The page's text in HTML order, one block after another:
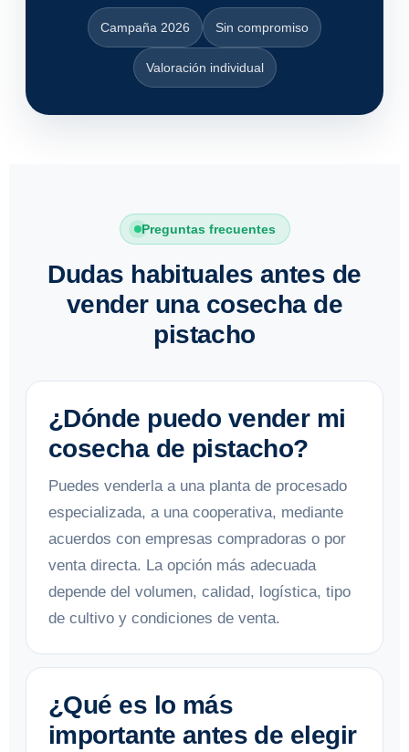
Campaña 2026 Sin compromiso
Valoración individual
Preguntas frecuentes
Dudas habituales antes de
vender una cosecha de
pistacho
¿Dónde puedo vender mi
cosecha de pistacho?
Puedes venderla a una planta de procesado
especializada, a una cooperativa, mediante
acuerdos con empresas compradoras o por
venta directa. La opción más adecuada
depende del volumen, calidad, logística, tipo
de cultivo y condiciones de venta.
¿Qué es lo más
importante antes de elegir